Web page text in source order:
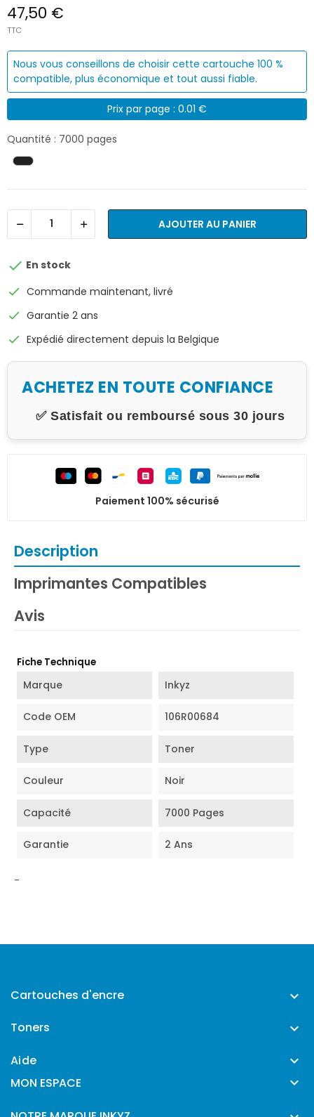
47,50 €
TTC
Nous vous conseillons de choisir cette cartouche 100 %
compatible, plus économique et tout aussi fiable.
Prix par page : 0.01 €
Quantité : 7000 pages
AJOUTER AU PANIER
 En stock
check Commande maintenant, livré
check Garantie 2 ans
check Expédié directement depuis la Belgique
ACHETEZ EN TOUTE CONFIANCE
✅ Satisfait ou remboursé sous 30 jours
Paiement 100% sécurisé
Description
Imprimantes Compatibles
Avis
Fiche Technique
Marque Inkyz
Code OEM 106R00684
Type Toner
Couleur Noir
Capacité 7000 Pages
Garantie 2 Ans
-
Cartouches d'encre 
Toners 
Aide 
MON ESPACE 